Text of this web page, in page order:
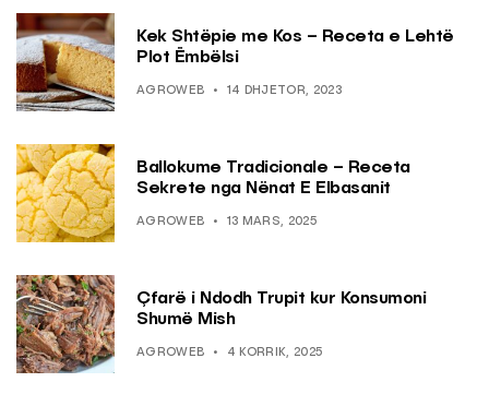
Kek Shtëpie me Kos – Receta e Lehtë
Plot Ëmbëlsi
AGROWEB 14 DHJETOR, 2023
Ballokume Tradicionale – Receta
Sekrete nga Nënat E Elbasanit
AGROWEB 13 MARS, 2025
Çfarë i Ndodh Trupit kur Konsumoni
Shumë Mish
AGROWEB 4 KORRIK, 2025